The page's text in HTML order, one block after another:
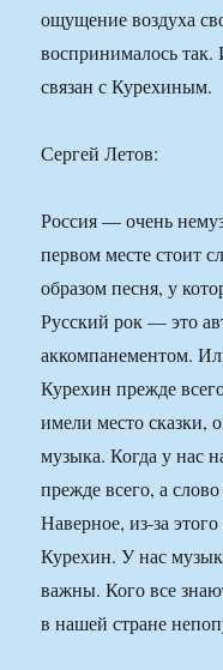
ощущение воздуха
воспринималось
связан с Курехиным.
Сергей Летов:
Россия — очень
первом месте стоит
образом песня, у
Русский рок — это
аккомпанементом.
Курехин прежде
имели место
музыка. Когда у нас
прежде всего, а
Наверное, из-за
Курехин. У нас
важны. Кого все
в нашей стране